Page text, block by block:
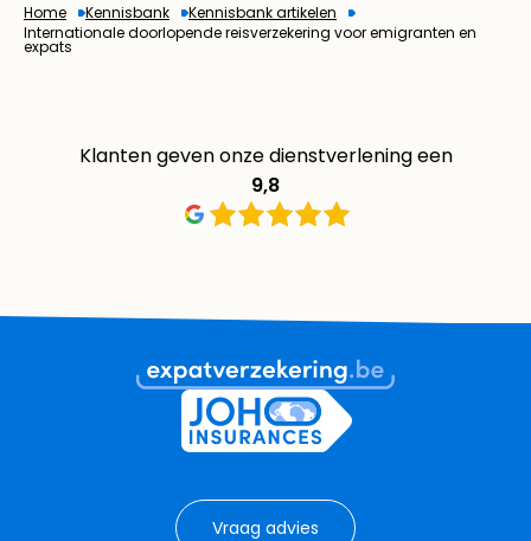
Home Kennisbank
Kennisbank artikelen
Internationale doorlopende reisverzekering voor emigranten en
expats
Klanten geven onze dienstverlening een
9,8
Vraag advies